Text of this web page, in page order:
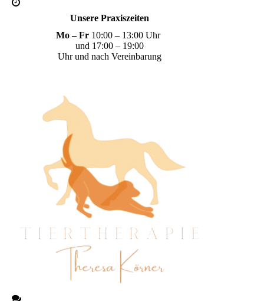
Unsere Praxiszeiten
Mo – Fr 10:00 – 13:00 Uhr
und 17:00 – 19:00
Uhr und nach Vereinbarung